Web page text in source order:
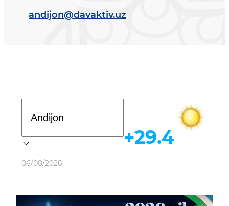
andijon@davaktiv.uz
Ob-havo
06/08/2026
+29.4